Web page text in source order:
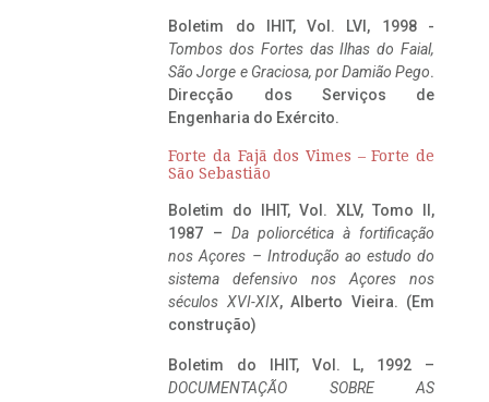
Boletim do IHIT, Vol. LVI, 1998 -
Tombos dos Fortes das Ilhas do Faial,
São Jorge e Graciosa, por Damião Pego.
Direcção dos Serviços de
Engenharia do Exército.
Forte da Fajã dos Vimes – Forte de
São Sebastião
Boletim do IHIT, Vol. XLV, Tomo II,
1987 – Da poliorcética à fortificação
nos Açores – Introdução ao estudo do
sistema defensivo nos Açores nos
séculos XVI-XIX, Alberto Vieira. (Em
construção)
Boletim do IHIT, Vol. L, 1992 –
DOCUMENTAÇÃO SOBRE AS